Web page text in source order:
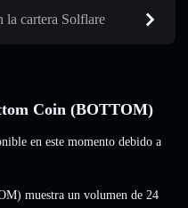
la cartera Solflare
Coin (BOTTOM)
en este momento debido a
muestra un volumen de 24